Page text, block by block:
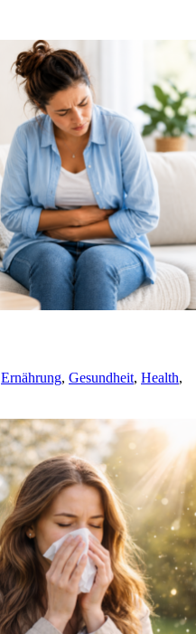
Ernährung, Gesundheit, Health,